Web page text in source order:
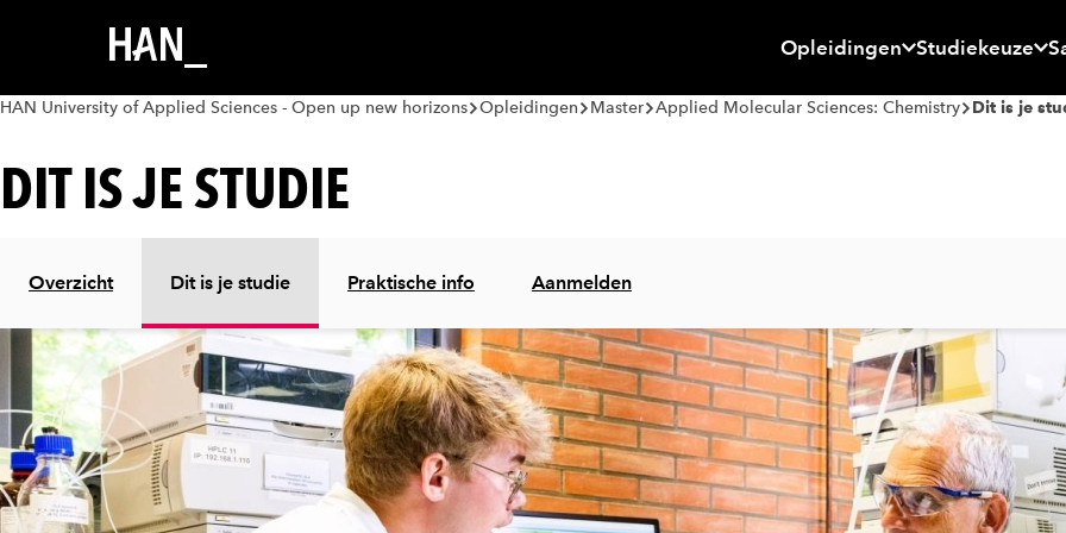
Opleidingen Studiekeuze
HAN University of Applied Sciences - Open up new horizons Opleidingen Master Applied Molecular Sciences: Chemistry Dit is je
DIT IS JE STUDIE
Overzicht Dit is je studie Praktische info Aanmelden